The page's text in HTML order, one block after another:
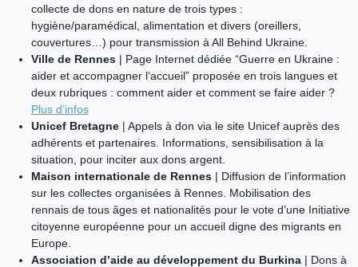
collecte de dons en nature de trois types :
hygiène/paramédical, alimentation et divers (oreillers,
couvertures…) pour transmission à All Behind Ukraine.
Ville de Rennes| Page Internet dédiée “Guerre en Ukraine :
aider et accompagner l’accueil” proposée en trois langues et
deux rubriques : comment aider et comment se faire aider ?
Plus d’infos
Unicef Bretagne| Appels à don via le site Unicef auprès des
adhérents et partenaires. Informations, sensibilisation à la
situation, pour inciter aux dons argent.
Maison internationale de Rennes| Diffusion de l’information
sur les collectes organisées à Rennes. Mobilisation des
rennais de tous âges et nationalités pour le vote d’une Initiative
citoyenne européenne pour un accueil digne des migrants en
Europe.
Association d’aide au développement du Burkina| Dons à